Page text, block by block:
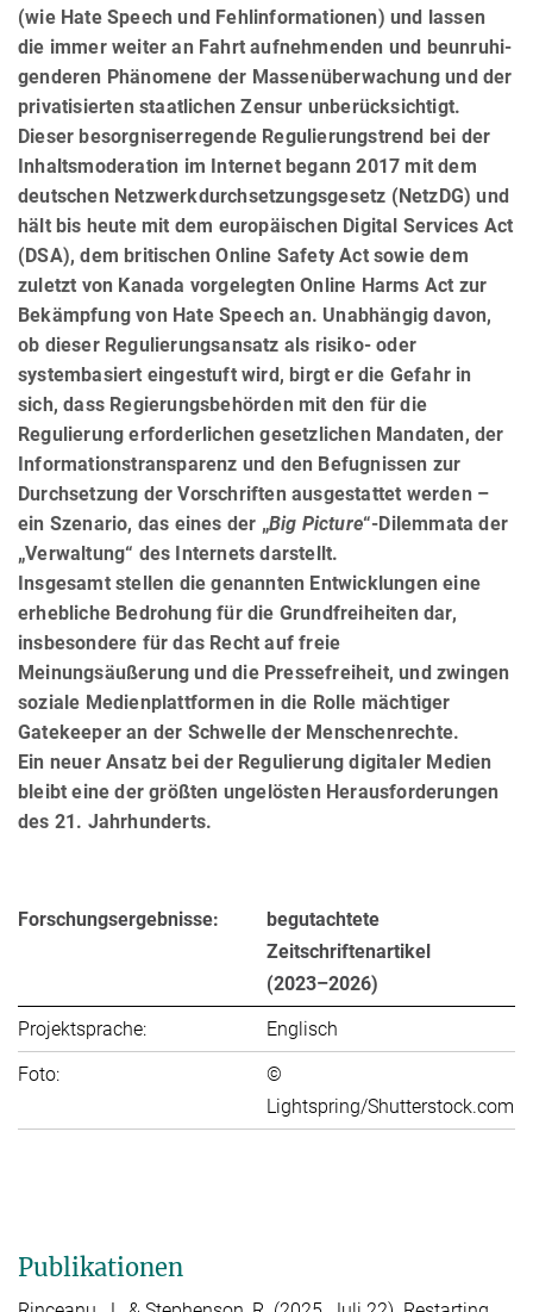
(wie Hate Speech und Fehlinformationen) und lassen
die immer weiter an Fahrt aufnehmenden und beunru­hi­
gen­deren Phänomene der Massenüberwachung und der
privatisierten staatlichen Zensur unberücksichtigt.
Dieser besorgniserregende Regulierungstrend bei der
Inhaltsmoderation im Internet begann 2017 mit dem
deutschen Netzwerkdurchsetzungsgesetz (NetzDG) und
hält bis heute mit dem europäischen Digital Services Act
(DSA), dem britischen Online Safety Act sowie dem
zuletzt von Kanada vorgelegten Online Harms Act zur
Bekämpfung von Hate Speech an. Unabhängig davon,
ob dieser Regulierungsansatz als risiko- oder
systembasiert eingestuft wird, birgt er die Gefahr in
sich, dass Regierungsbehörden mit den für die
Regulierung erforderlichen gesetzlichen Man­da­ten, der
Informationstransparenz und den Befugnissen zur
Durchsetzung der Vorschriften ausgestattet werden –
ein Szenario, das eines der „Big Picture“-Dilemmata der
„Verwaltung“ des Internets darstellt.
Insgesamt stellen die genannten Entwicklungen eine
erhebliche Bedrohung für die Grundfreiheiten dar,
insbe­son­dere für das Recht auf freie
Meinungsäußerung und die Pressefreiheit, und zwingen
soziale Medienplattformen in die Rolle mächtiger
Gatekeeper an der Schwelle der Menschenrechte.
Ein neuer Ansatz bei der Regulierung digitaler Medien
bleibt eine der größten ungelösten Herausforderungen
des 21. Jahrhunderts.
Forschungsergebnisse:
begutachtete
Zeitschriftenartikel
(2023–2026)
Projektsprache:
Englisch
Foto:
©
Lightspring/Shutterstock.com
Publikationen